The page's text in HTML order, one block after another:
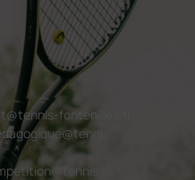
fontenilles.fr